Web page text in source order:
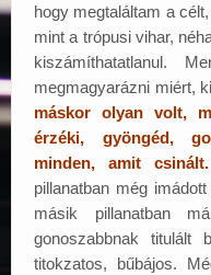
hogy megtaláltam a
mint a trópusi vihar,
kiszámíthatatlanul.
megmagyarázni miért,
máskor olyan volt,
érzéki, gyöngéd,
minden, amit csinált.
pillanatban még
másik pillanatban
gonoszabbnak titulált
titokzatos, bűbájos.